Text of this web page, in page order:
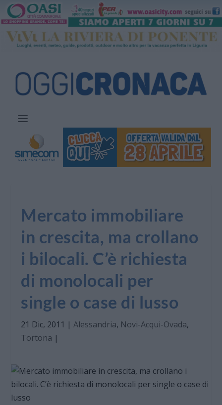
Mercato immobiliare
in crescita, ma crollano
i bilocali. C’è richiesta
di monolocali per
single o case di lusso
21 Dic, 2011 |Alessandria, Novi-Acqui-Ovada,
Tortona |